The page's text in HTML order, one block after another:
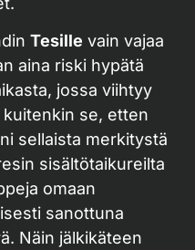
Tesille vain vajaa
aina riski hypätä
jossa viihtyy
se, etten
sellaista merkitystä
sisältötaikureilta
omaan
sanottuna
Näin jälkikäteen